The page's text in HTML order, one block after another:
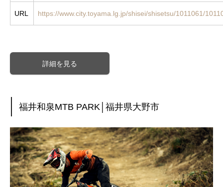
URL https://www.city.toyama.lg.jp/shisei/shisetsu/1011061/
詳細を見る
福井和泉MTB PARK│福井県大野市